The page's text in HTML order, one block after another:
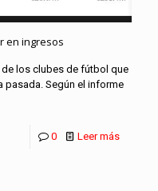
en ingresos
los clubes de fútbol que
pasada. Según el informe
0 Leer más